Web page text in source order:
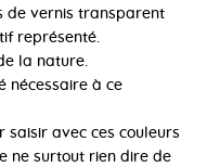
de vernis transparent
représenté.
la nature.
nécessaire à ce
saisir avec ces couleurs
ne surtout rien dire de